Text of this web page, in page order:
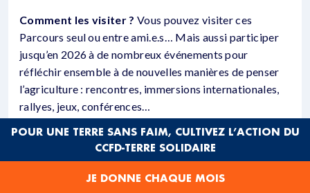
Comment les visiter ?Vous pouvez visiter ces
Parcours seul ou entre ami.e.s… Mais aussi participer
jusqu’en 2026 à de nombreux événements pour
réfléchir ensemble à de nouvelles manières de penser
l’agriculture : rencontres, immersions internationales,
rallyes, jeux, conférences…
POUR UNE TERRE SANS FAIM, CULTIVEZ L’ACTION DU
CCFD-TERRE SOLIDAIRE
JE DONNE CHAQUE MOIS